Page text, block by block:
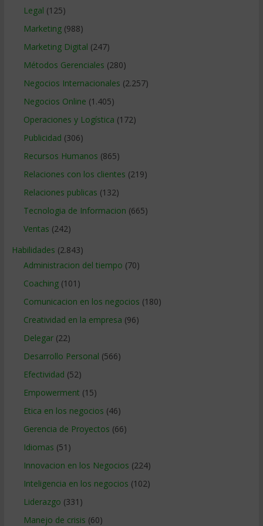
Legal (125)
Marketing(988)
Marketing Digital (247)
Métodos Gerenciales (280)
Negocios Internacionales (2.257)
Negocios Online (1.405)
Operaciones y Logística (172)
Publicidad (306)
Recursos Humanos (865)
Relaciones con los clientes (219)
Relaciones publicas (132)
Tecnologia de Informacion (665)
Ventas (242)
Habilidades (2.843)
Administracion del tiempo (70)
Coaching(101)
Comunicacion en los negocios (180)
Creatividad en la empresa (96)
Delegar(22)
Desarrollo Personal (566)
Efectividad (52)
Empowerment (15)
Etica en los negocios (46)
Gerencia de Proyectos (66)
Idiomas (51)
Innovacion en los Negocios (224)
Inteligencia en los negocios (102)
Liderazgo (331)
Manejo de crisis (60)